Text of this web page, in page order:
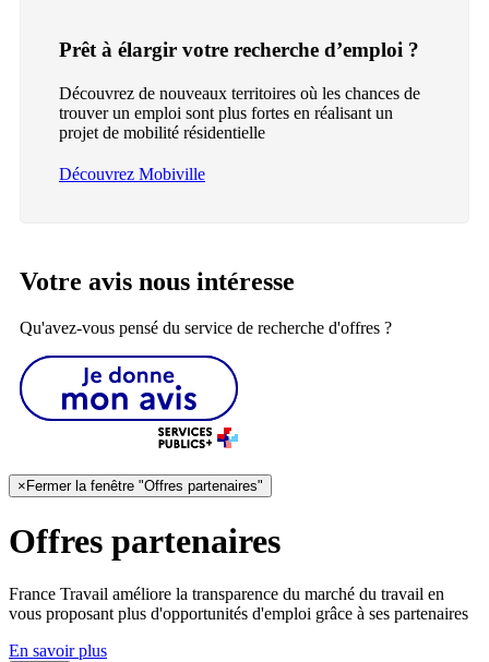
Prêt à élargir votre recherche d’emploi ?
Découvrez de nouveaux territoires où les chances de
trouver un emploi sont plus fortes en réalisant un
projet de mobilité résidentielle
Découvrez Mobiville
Votre avis nous intéresse
Qu'avez-vous pensé du service de recherche d'offres ?
× Fermer la fenêtre "Offres partenaires"
Offres partenaires
France Travail améliore la transparence du marché du travail en
vous proposant plus d'opportunités d'emploi grâce à ses partenaires
En savoir plus